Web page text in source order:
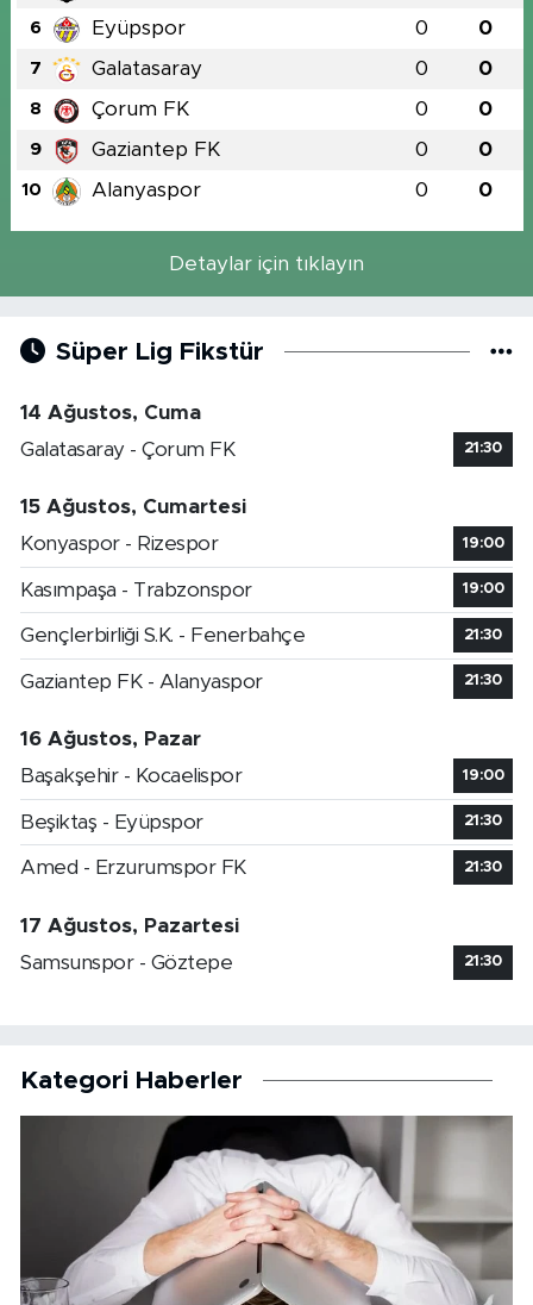
6 Eyüpspor 0 0
7 Galatasaray 0 0
8 Çorum FK 0 0
9 Gaziantep FK 0 0
10 Alanyaspor 0 0
Detaylar için tıklayın
Süper Lig Fikstür
14 Ağustos, Cuma
Galatasaray - Çorum FK
21:30
15 Ağustos, Cumartesi
Konyaspor - Rizespor
19:00
Kasımpaşa - Trabzonspor 19:00
Gençlerbirliği S.K. - Fenerbahçe 21:30
Gaziantep FK - Alanyaspor 21:30
16 Ağustos, Pazar
Başakşehir - Kocaelispor
19:00
Beşiktaş - Eyüpspor 21:30
Amed - Erzurumspor FK 21:30
17 Ağustos, Pazartesi
Samsunspor - Göztepe
21:30
Kategori Haberler